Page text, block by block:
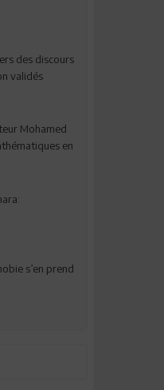
des discours
validés
Mohamed
en
s’en prend